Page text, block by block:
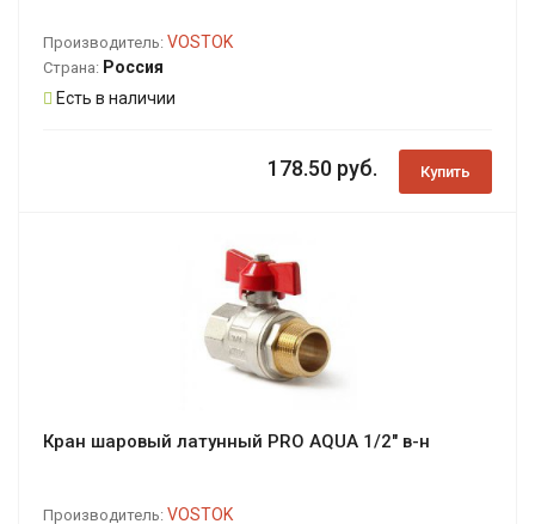
Производитель: VOSTOK
Страна: Россия
Есть в наличии
178.50 руб. Купить
Кран шаровый латунный PRO AQUA 1/2" в-н
Производитель: VOSTOK